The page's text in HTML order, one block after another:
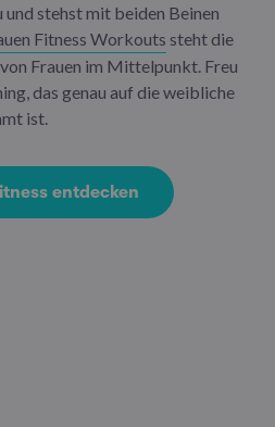
stehst mit beiden Beinen
Fitness Workouts steht die
Frauen im Mittelpunkt. Freu
das genau auf die weibliche
ist.
entdecken